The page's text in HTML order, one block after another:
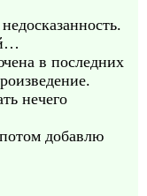
в последних
нечего
добавлю